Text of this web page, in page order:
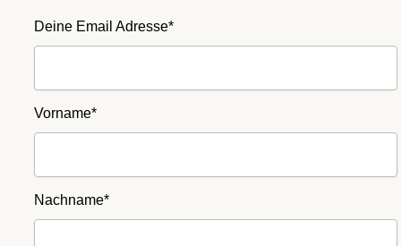
Deine Email Adresse*
Vorname*
Nachname*